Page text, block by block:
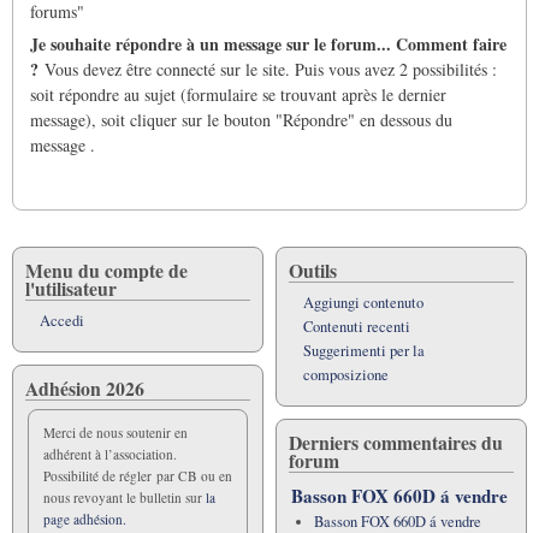
forums"
Je souhaite répondre à un message sur le forum... Comment faire
? Vous devez être connecté sur le site. Puis vous avez 2 possibilités :
soit répondre au sujet (formulaire se trouvant après le dernier
message), soit cliquer sur le bouton "Répondre" en dessous du
message .
Menu du compte de
l'utilisateur
Accedi
Adhésion 2026
Merci de nous soutenir en
adhérent à l’association.
Possibilité de régler par CB ou en
nous revoyant le bulletin sur la
page adhésion.
Outils
Aggiungi contenuto
Contenuti recenti
Suggerimenti per la
composizione
Derniers commentaires du
forum
Basson FOX 660D á vendre
Basson FOX 660D á vendre